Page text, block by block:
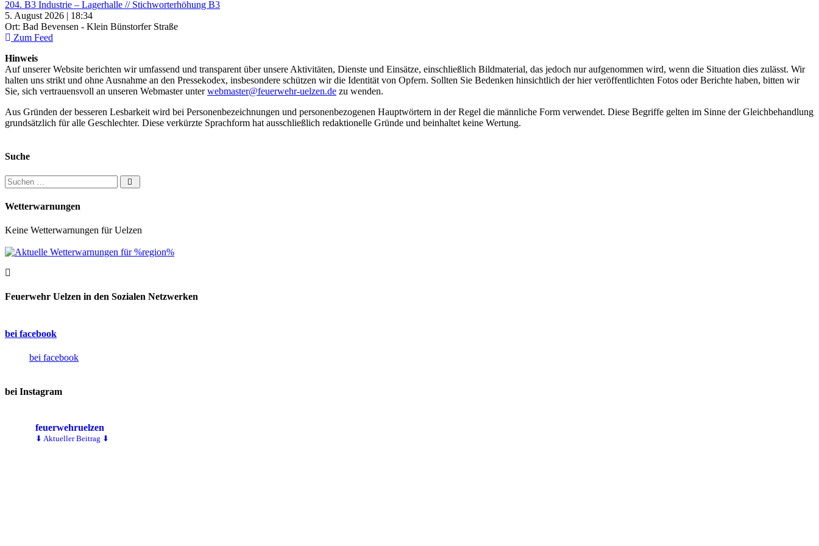
204. B3 Industrie – Lagerhalle // Stichworterhöhung B3
5. August 2026 | 18:34
Ort: Bad Bevensen - Klein Bünstorfer Straße
Zum Feed
Hinweis
Auf unserer Website berichten wir umfassend und transparent über unsere Aktivitäten, Dienste und Einsätze, einschließlich Bildmaterial, das jedoch nur aufgenommen wird, wenn die Situation dies zulässt. Wir
halten uns strikt und ohne Ausnahme an den Pressekodex, insbesondere schützen wir die Identität von Opfern. Sollten Sie Bedenken hinsichtlich der hier veröffentlichten Fotos oder Berichte haben, bitten wir
Sie, sich vertrauensvoll an unseren Webmaster unterwebmaster@feuerwehr-uelzen.de zu wenden.
Aus Gründen der besseren Lesbarkeit wird bei Personenbezeichnungen und personenbezogenen Hauptwörtern in der Regel die männliche Form verwendet. Diese Begriffe gelten im Sinne der Gleichbehandlung
grundsätzlich für alle Geschlechter. Diese verkürzte Sprachform hat ausschließlich redaktionelle Gründe und beinhaltet keine Wertung.
Suche
Suchen nach:
Wetterwarnungen
Keine Wetterwarnungen für Uelzen
Feuerwehr Uelzen in den Sozialen Netzwerken
bei facebook
bei facebook
bei Instagram
feuerwehruelzen
⬇ Aktueller Beitrag ⬇